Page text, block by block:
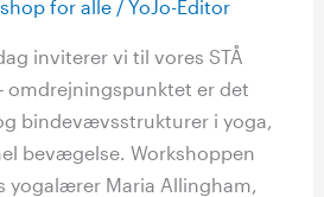
for alle /YoJo-Editor
inviterer vi til vores STÅ
omdrejningspunktet er det
bindevævsstrukturer i yoga,
bevægelse. Workshoppen
yogalærer Maria Allingham,